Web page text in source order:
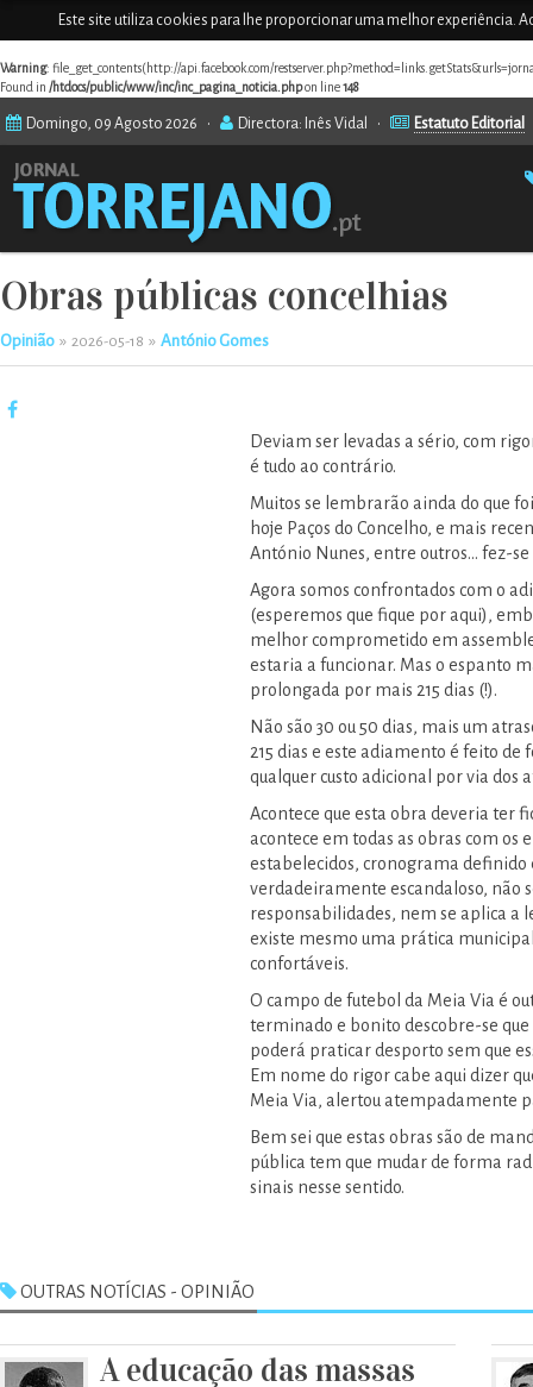
Este site utiliza cookies para lhe proporcionar uma melhor experiência.
Warning: file_get_contents(http://api.facebook.com/
Found in /htdocs/public/www/inc/inc_pagina_noticia.phpon line148
Domingo, 09 Agosto 2026 • Directora: Inês Vidal • Estatuto Editorial
Obras públicas concelhias
Opinião » 2026-05-18 » António Gomes
Deviam ser levadas a sério, com
é tudo ao contrário.
Muitos se lembrarão ainda do que
hoje Paços do Concelho, e mais
António Nunes, entre outros… fez-
Agora somos confrontados com o
(esperemos que fique por aqui),
melhor comprometido em
estaria a funcionar. Mas o espanto
prolongada por mais 215 dias (!).
Não são 30 ou 50 dias, mais um
215 dias e este adiamento é feito de
qualquer custo adicional por via dos
Acontece que esta obra deveria ter
acontece em todas as obras com
estabelecidos, cronograma definido
verdadeiramente escandaloso, não
responsabilidades, nem se aplica a
existe mesmo uma prática
confortáveis.
O campo de futebol da Meia Via é
terminado e bonito descobre-se
poderá praticar desporto sem que
Em nome do rigor cabe aqui dizer
Meia Via, alertou atempadamente
Bem sei que estas obras são de
pública tem que mudar de forma
sinais nesse sentido.
OUTRAS NOTÍCIAS - OPINIÃO
A educação das massas